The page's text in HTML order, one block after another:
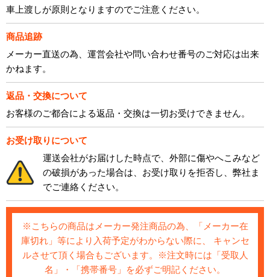
車上渡しが原則となりますのでご注意ください。
商品追跡
メーカー直送の為、運営会社や問い合わせ番号のご対応は出来
かねます。
返品・交換について
お客様のご都合による返品・交換は一切お受けできません。
お受け取りについて
運送会社がお届けした時点で、外部に傷やへこみなど
の破損があった場合は、お受け取りを拒否し、弊社ま
でご連絡ください。
※こちらの商品はメーカー発注商品の為、「メーカー在
庫切れ」等により入荷予定がわからない際に、 キャンセ
ルさせて頂く場合もございます。※注文時には「受取人
名」・「携帯番号」を必ずご明記ください。